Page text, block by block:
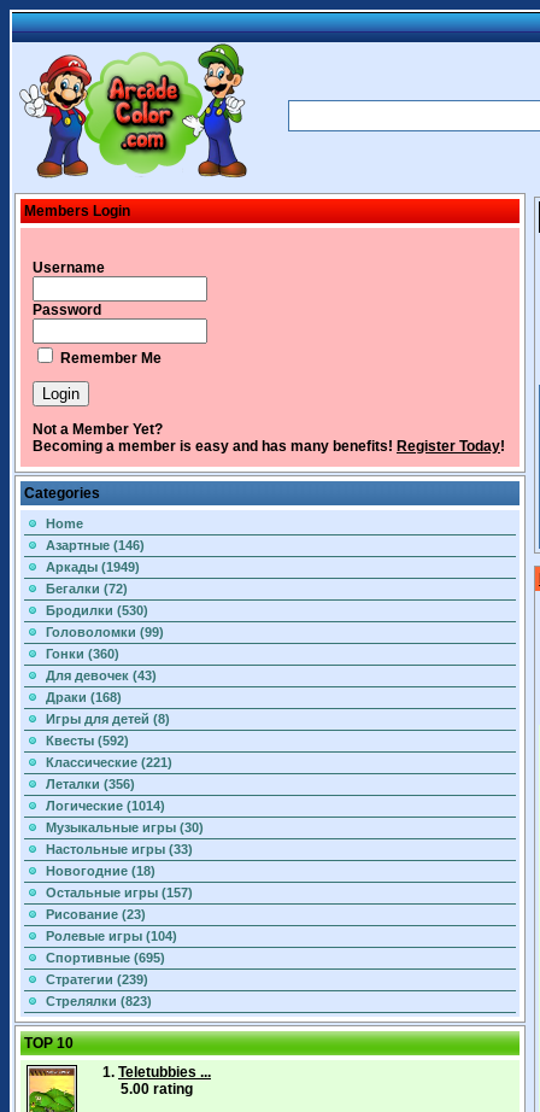
Members Login
Username
Password
Remember Me
Not a Member Yet?
Becoming a member is easy and has many benefits! Register Today!
Categories
Home
Азартные (146)
Аркады (1949)
Бегалки (72)
Бродилки (530)
Головоломки (99)
Гонки (360)
Для девочек (43)
Драки (168)
Игры для детей (8)
Квесты (592)
Классические (221)
Леталки (356)
Логические (1014)
Музыкальные игры (30)
Настольные игры (33)
Новогодние (18)
Остальные игры (157)
Рисование (23)
Ролевые игры (104)
Спортивные (695)
Стратегии (239)
Стрелялки (823)
TOP 10
1. Teletubbies ...
5.00 rating